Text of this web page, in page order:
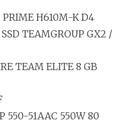
PRIME H610M-K D4
TEAMGROUP GX2 /
TEAM ELITE 8 GB
550-51AAC 550W 80